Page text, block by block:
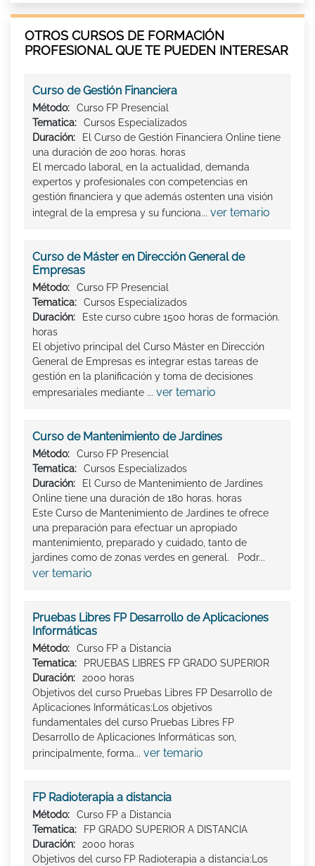
OTROS CURSOS DE FORMACIÓN
PROFESIONAL QUE TE PUEDEN INTERESAR
Curso de Gestión Financiera
Método:
Curso FP Presencial
Tematica:
Cursos Especializados
Duración:
El Curso de Gestión Financiera Online tiene
una duración de 200 horas. horas
El mercado laboral, en la actualidad, demanda
expertos y profesionales con competencias en
gestión financiera y que además ostenten una visión
integral de la empresa y su funciona... ver temario
Curso de Máster en Dirección General de
Empresas
Método:
Curso FP Presencial
Tematica:
Cursos Especializados
Duración:
Este curso cubre 1500 horas de formación.
horas
El objetivo principal del Curso Máster en Dirección
General de Empresas es integrar estas tareas de
gestión en la planificación y toma de decisiones
empresariales mediante ... ver temario
Curso de Mantenimiento de Jardines
Método:
Curso FP Presencial
Tematica:
Cursos Especializados
Duración:
El Curso de Mantenimiento de Jardines
Online tiene una duración de 180 horas. horas
Este Curso de Mantenimiento de Jardines te ofrece
una preparación para efectuar un apropiado
mantenimiento, preparado y cuidado, tanto de
jardines como de zonas verdes en general. Podr...
ver temario
Pruebas Libres FP Desarrollo de Aplicaciones
Informáticas
Método:
Curso FP a Distancia
Tematica:
PRUEBAS LIBRES FP GRADO SUPERIOR
Duración:
2000 horas
Objetivos del curso Pruebas Libres FP Desarrollo de
Aplicaciones Informáticas:Los objetivos
fundamentales del curso Pruebas Libres FP
Desarrollo de Aplicaciones Informáticas son,
principalmente, forma... ver temario
FP Radioterapia a distancia
Método:
Curso FP a Distancia
Tematica:
FP GRADO SUPERIOR A DISTANCIA
Duración:
2000 horas
Objetivos del curso FP Radioterapia a distancia:Los